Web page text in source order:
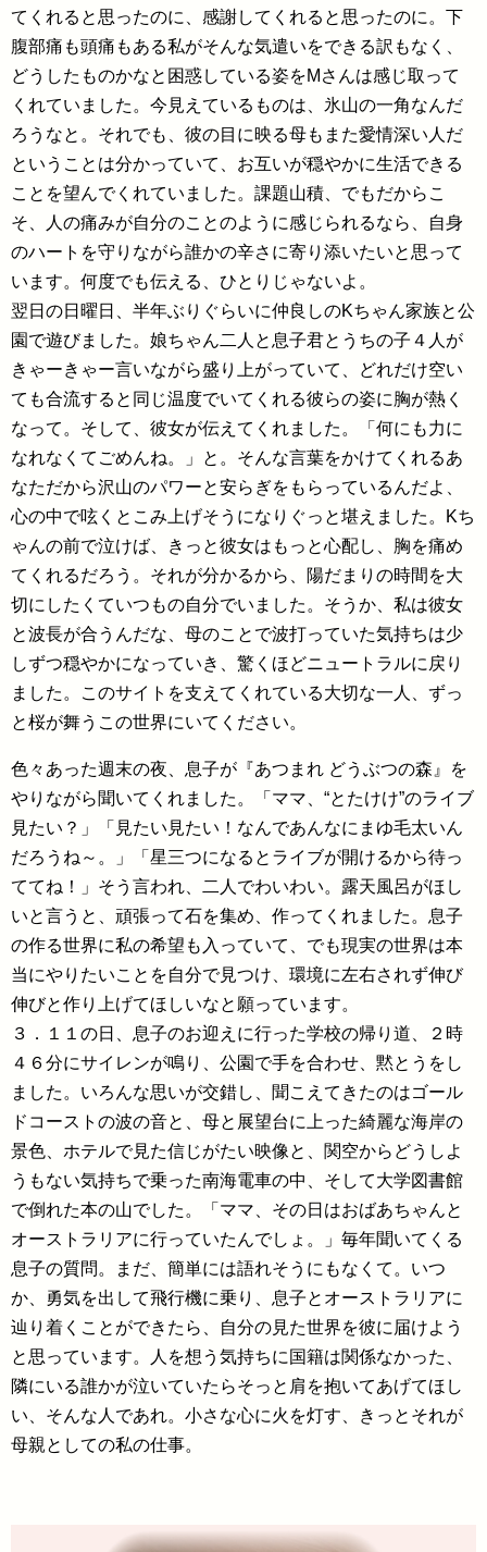
てくれると思ったのに、感謝してくれると思ったのに。下
腹部痛も頭痛もある私がそんな気遣いをできる訳もなく、
どうしたものかなと困惑している姿をMさんは感じ取って
くれていました。今見えているものは、氷山の一角なんだ
ろうなと。それでも、彼の目に映る母もまた愛情深い人だ
ということは分かっていて、お互いが穏やかに生活できる
ことを望んでくれていました。課題山積、でもだからこ
そ、人の痛みが自分のことのように感じられるなら、自身
のハートを守りながら誰かの辛さに寄り添いたいと思って
います。何度でも伝える、ひとりじゃないよ。
翌日の日曜日、半年ぶりぐらいに仲良しのKちゃん家族と公
園で遊びました。娘ちゃん二人と息子君とうちの子４人が
きゃーきゃー言いながら盛り上がっていて、どれだけ空い
ても合流すると同じ温度でいてくれる彼らの姿に胸が熱く
なって。そして、彼女が伝えてくれました。「何にも力に
なれなくてごめんね。」と。そんな言葉をかけてくれるあ
なただから沢山のパワーと安らぎをもらっているんだよ、
心の中で呟くとこみ上げそうになりぐっと堪えました。Kち
ゃんの前で泣けば、きっと彼女はもっと心配し、胸を痛め
てくれるだろう。それが分かるから、陽だまりの時間を大
切にしたくていつもの自分でいました。そうか、私は彼女
と波長が合うんだな、母のことで波打っていた気持ちは少
しずつ穏やかになっていき、驚くほどニュートラルに戻り
ました。このサイトを支えてくれている大切な一人、ずっ
と桜が舞うこの世界にいてください。
色々あった週末の夜、息子が『あつまれ どうぶつの森』を
やりながら聞いてくれました。「ママ、“とたけけ”のライブ
見たい？」「見たい見たい！なんであんなにまゆ毛太いん
だろうね～。」「星三つになるとライブが開けるから待っ
ててね！」そう言われ、二人でわいわい。露天風呂がほし
いと言うと、頑張って石を集め、作ってくれました。息子
の作る世界に私の希望も入っていて、でも現実の世界は本
当にやりたいことを自分で見つけ、環境に左右されず伸び
伸びと作り上げてほしいなと願っています。
３．１１の日、息子のお迎えに行った学校の帰り道、２時
４６分にサイレンが鳴り、公園で手を合わせ、黙とうをし
ました。いろんな思いが交錯し、聞こえてきたのはゴール
ドコーストの波の音と、母と展望台に上った綺麗な海岸の
景色、ホテルで見た信じがたい映像と、関空からどうしよ
うもない気持ちで乗った南海電車の中、そして大学図書館
で倒れた本の山でした。「ママ、その日はおばあちゃんと
オーストラリアに行っていたんでしょ。」毎年聞いてくる
息子の質問。まだ、簡単には語れそうにもなくて。いつ
か、勇気を出して飛行機に乗り、息子とオーストラリアに
辿り着くことができたら、自分の見た世界を彼に届けよう
と思っています。人を想う気持ちに国籍は関係なかった、
隣にいる誰かが泣いていたらそっと肩を抱いてあげてほし
い、そんな人であれ。小さな心に火を灯す、きっとそれが
母親としての私の仕事。